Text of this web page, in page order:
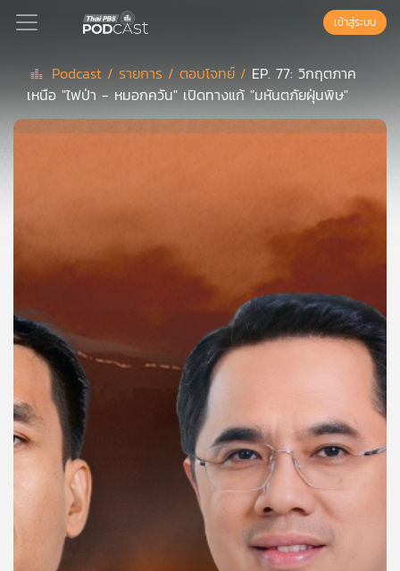
Podcast
เพล
ย์
ลิ
สต์
คุณ
บทความ
เข้าสู่ระบบ
Podcast / รายการ /ตอบโจทย์ / EP. 77: วิกฤตภาค
เหนือ "ไฟป่า - หมอกควัน" เปิดทางแก้ "มหันตภัยฝุ่นพิษ"